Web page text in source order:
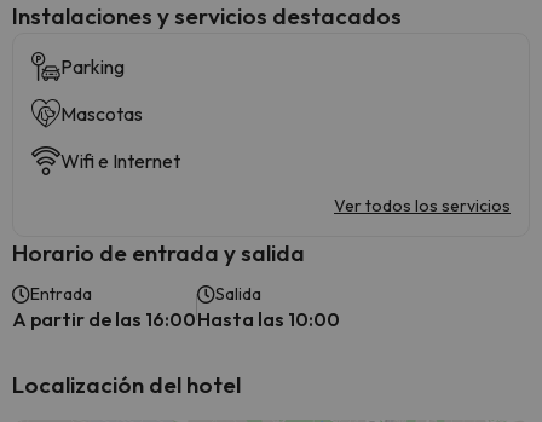
Instalaciones y servicios destacados
Parking
Mascotas
Wifi e Internet
Ver todos los servicios
Horario de entrada y salida
Entrada
A partir de las 16:00
Salida
Hasta las 10:00
Localización del hotel